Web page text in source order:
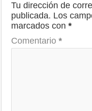
Tu dirección de
publicada. Los
marcados con*
Comentario*